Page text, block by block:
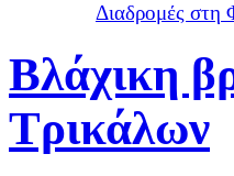
Διαδρομές στη
Βλάχικη
Τρικάλων